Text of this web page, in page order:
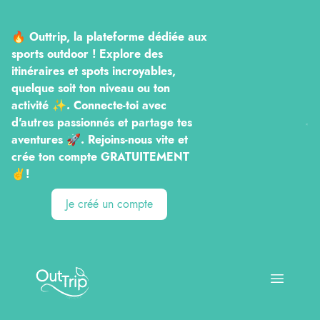
🔥 Outtrip, la plateforme dédiée aux
sports outdoor ! Explore des
itinéraires et spots incroyables,
quelque soit ton niveau ou ton
activité ✨. Connecte-toi avec
d'autres passionnés et partage tes
aventures 🚀. Rejoins-nous vite et
crée ton compte GRATUITEMENT
✌️!
Je créé un compte
Outtrip
Open